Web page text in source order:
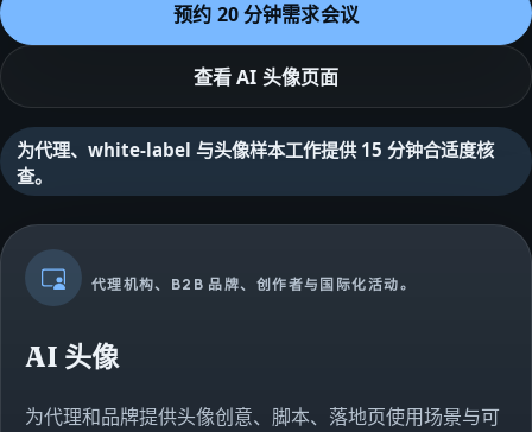
预约 20 分钟需求会议
查看 AI 头像页面
为代理、white-label 与头像样本工作提供 15 分钟合适度核
查。
代理机构、B2B 品牌、创作者与国际化活动。
AI 头像
为代理和品牌提供头像创意、脚本、落地页使用场景与可